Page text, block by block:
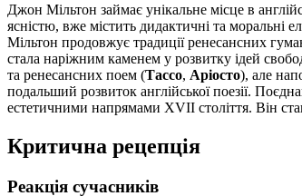
Джон Мільтон займає унікальне місце в
ясністю, вже містить дидактичні та моральні
Мільтон продовжує традиції ренесансних
стала наріжним каменем у розвитку ідей
та ренесансних поем (Тассо, Аріосто), але
подальший розвиток англійської поезії.
естетичними напрямами XVII століття. Він
Критична рецепція
Реакція сучасників